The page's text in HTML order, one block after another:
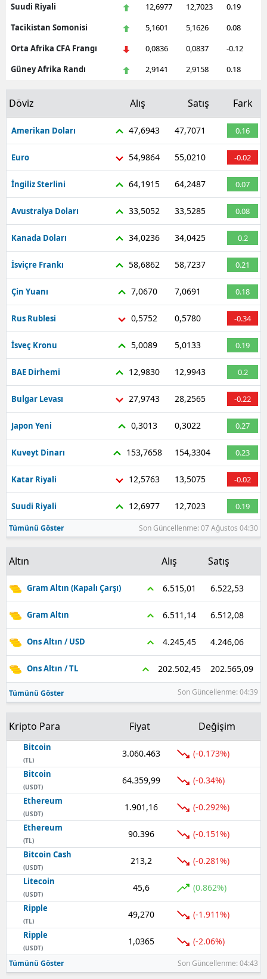
Suudi Riyali
12,6977 12,7023
0.19
Tacikistan Somonisi
5,1601 5,1626
0.08
Orta Afrika CFA Frangı
0,0836 0,0837
-0.12
Güney Afrika Randı
2,9141 2,9158 0.18
Döviz Alış Satış Fark
Amerikan Doları 47,6943 47,7071 0.16
Euro 54,9864 55,0210 -0.02
İngiliz Sterlini 64,1915 64,2487 0.07
Avustralya Doları 33,5052 33,5285 0.08
Kanada Doları 34,0236 34,0425 0.2
İsviçre Frankı 58,6862 58,7237 0.21
Çin Yuanı 7,0670 7,0691 0.18
Rus Rublesi 0,5752 0,5780 -0.34
İsveç Kronu 5,0089 5,0133 0.19
BAE Dirhemi 12,9830 12,9943 0.2
Bulgar Levası 27,9743 28,2565 -0.22
Japon Yeni 0,3013 0,3022 0.27
Kuveyt Dinarı 153,7658 154,3304 0.23
Katar Riyali 12,5763 13,5075 -0.02
Suudi Riyali 12,6977 12,7023 0.19
Tümünü Göster Son Güncellenme: 07 Ağustos 04:30
Altın Alış Satış
Gram Altın (Kapalı Çarşı) 6.515,01 6.522,53
Gram Altın 6.511,14 6.512,08
Ons Altın / USD 4.245,45 4.246,06
Ons Altın / TL 202.502,45 202.565,09
Tümünü Göster Son Güncellenme: 04:39
Kripto Para Fiyat Değişim
Bitcoin
(TL)
3.060.463 (-0.173%)
Bitcoin
(USDT)
64.359,99 (-0.34%)
Ethereum
(USDT)
1.901,16 (-0.292%)
Ethereum
(TL)
90.396 (-0.151%)
Bitcoin Cash
(USDT)
213,2 (-0.281%)
Litecoin
(USDT)
45,6 (0.862%)
Ripple
(TL)
49,270 (-1.911%)
Ripple
(USDT)
1,0365 (-2.06%)
Tümünü Göster Son Güncellenme: 04:43